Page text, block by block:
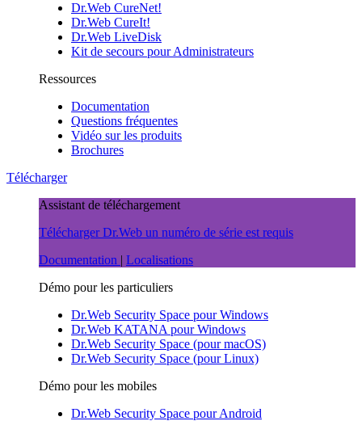
Dr.Web CureNet!
Dr.Web CureIt!
Dr.Web LiveDisk
Kit de secours pour Administrateurs
Ressources
Documentation
Questions fréquentes
Vidéo sur les produits
Brochures
Télécharger
Assistant de téléchargement
Télécharger Dr.Web un numéro de série est requis
Documentation | Localisations
Démo pour les particuliers
Dr.Web Security Space pour Windows
Dr.Web KATANA pour Windows
Dr.Web Security Space (pour macOS)
Dr.Web Security Space (pour Linux)
Démo pour les mobiles
Dr.Web Security Space pour Android